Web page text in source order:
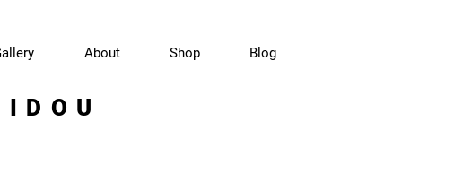
About Shop Blog